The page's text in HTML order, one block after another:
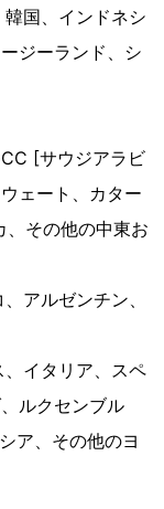
国、インドネシ
ジーランド、シ
[サウジアラビ
ェート、カター
その他の中東お
アルゼンチン、
イタリア、スペ
ルクセンブル
ア、その他のヨ